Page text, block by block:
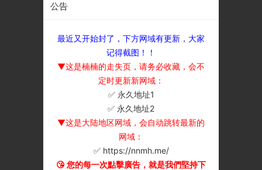
公告
最近又开始封了，下方网域有更新，大家
记得截图！！
▼这是楠楠的走失页，请务必收藏，会不
定时更新新网域：
✅ 永久地址1
✅ 永久地址2
▼这是大陆地区网域，会自动跳转最新的
网域：
✅ https://nnmh.me/
😘 您的每一次點擊廣告，就是我們堅持下